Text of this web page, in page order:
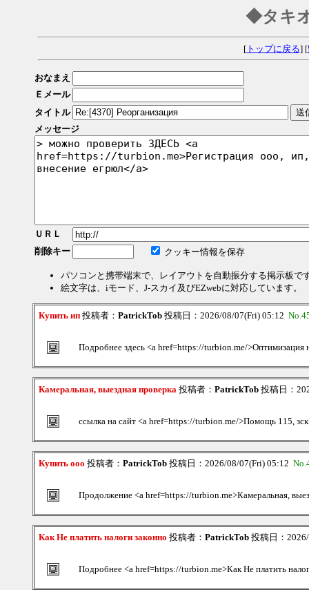
◆タキ
[トップに戻る] [
おなまえ
Ｅメール
タイトル
メッセージ
ＵＲＬ
削除キー
クッキー情報を保存
パソコンと携帯端末で、レイアウトを自動振分する掲示板で
絵文字は、iモード、J-スカイ及びEZwebに対応しています。
Купить ип 投稿者： PatrickTob 投稿日：2026/08/07(Fri) 05:12
Подробнее здесь <a href=https://turbion.me/>Оптимизация
Камеральная, выездная проверка 投稿者： PatrickTob 投稿日：
ссылка на сайт <a href=https://turbion.me/>Помощь 115,
Купить ооо 投稿者： PatrickTob 投稿日：2026/08/07(Fri) 05:12
Продолжение <a href=https://turbion.me>Камеральная,
Как Не платить налоги законно 投稿者： PatrickTob 投稿日：
Подробнее <a href=https://turbion.me>Как Не платить